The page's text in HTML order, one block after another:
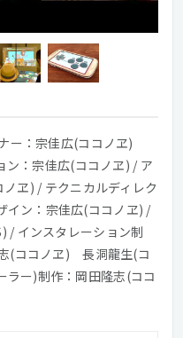
ー：宗佳広(ココノヱ)
ン：宗佳広(ココノヱ) / ア
ヱ) / テクニカルディレク
イン：宗佳広(ココノヱ) /
/ インスタレーション制
(ココノヱ) 長洞龍生(コ
ラー)制作：岡田隆志(ココ